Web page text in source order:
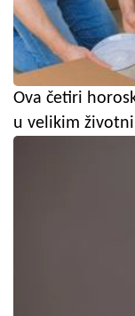
Ova četiri
u velikim